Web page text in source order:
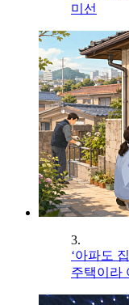
미선
3.
‘아파도
주택이라